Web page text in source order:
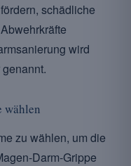
schädliche
wird
wählen
zu wählen, um die
Darm-Grippe